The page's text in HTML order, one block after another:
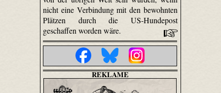
nicht eine Verbindung mit den bewohnten
Plätzen durch die US-Hundepost
geschaffen worden wäre.
REKLAME